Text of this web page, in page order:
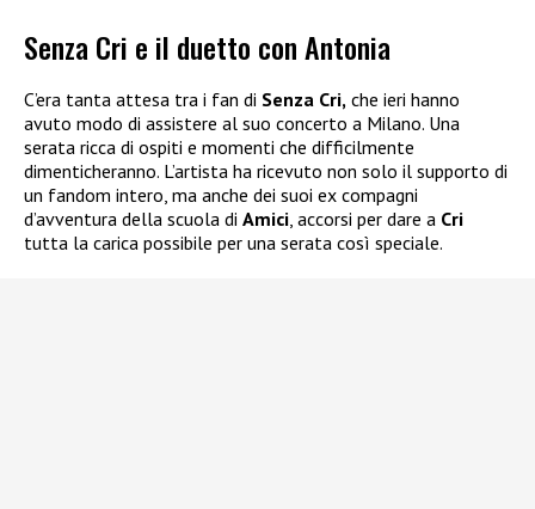
Senza Cri e il duetto con Antonia
C’era tanta attesa tra i fan di Senza Cri, che ieri hanno
avuto modo di assistere al suo concerto a Milano. Una
serata ricca di ospiti e momenti che difficilmente
dimenticheranno. L’artista ha ricevuto non solo il supporto di
un fandom intero, ma anche dei suoi ex compagni
d’avventura della scuola di Amici, accorsi per dare a Cri
tutta la carica possibile per una serata così speciale.